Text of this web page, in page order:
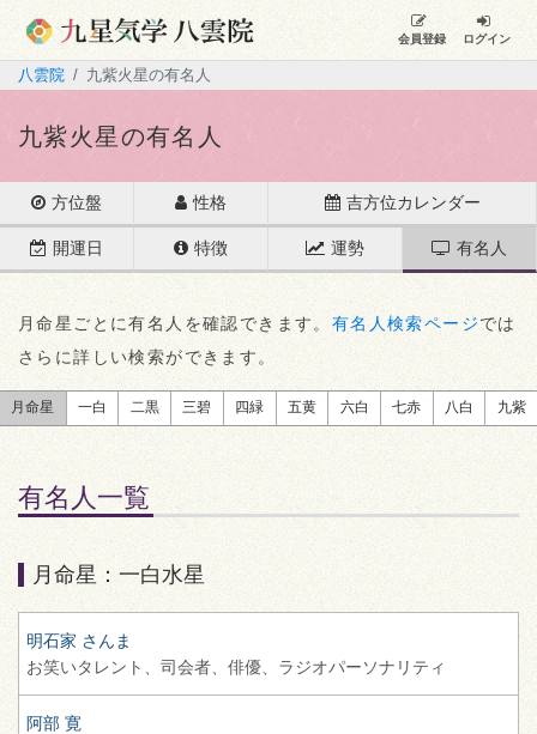
会員登録 ログイン
八雲院 九紫火星の有名人
九紫火星の有名人
方位盤 性格 吉方位カレンダー
開運日 特徴 運勢 有名人
月命星ごとに有名人を確認できます。 有名人検索ページでは
さらに詳しい検索ができます。
月命星 一白 二黒 三碧 四緑 五黄 六白 七赤 八白 九紫
有名人一覧
月命星：一白水星
明石家 さんま
お笑いタレント、 司会者、 俳優、 ラジオパーソナリティ
阿部 寛